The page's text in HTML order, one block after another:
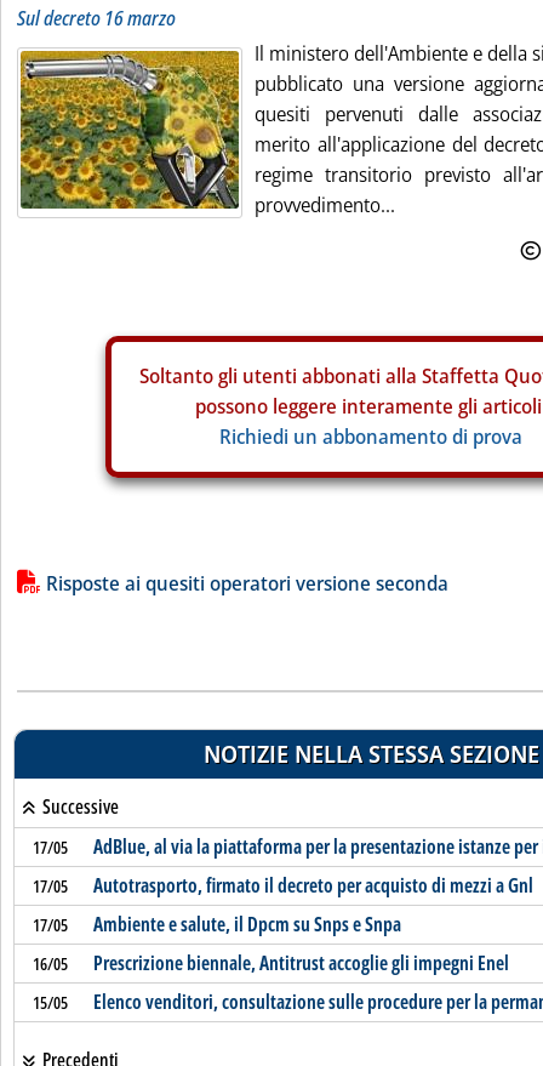
Sul decreto 16 marzo
Il ministero dell'Ambiente e della
pubblicato una versione
quesiti pervenuti dalle
merito all'applicazione del
regime transitorio previsto
provvedimento...
Soltanto gli utenti abbonati alla Staffetta
possono leggere interamente gli
Richiedi un abbonamento di prova
Lista allegati PDF alla notizia
Risposte ai quesiti operatori versione seconda
NOTIZIE NELLA STESSA SEZIONE
Successive
17/05 AdBlue, al via la piattaforma per la presentazione istanze
17/05 Autotrasporto, firmato il decreto per acquisto di mezzi a Gnl
17/05 Ambiente e salute, il Dpcm su Snps e Snpa
16/05 Prescrizione biennale, Antitrust accoglie gli impegni Enel
15/05 Elenco venditori, consultazione sulle procedure per la
Precedenti